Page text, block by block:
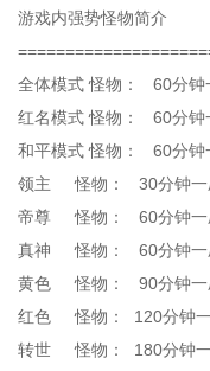
游戏内强势怪物简介
全体模式 怪物： 60分钟
红名模式 怪物： 60分钟
和平模式 怪物： 60分钟
领主 怪物： 30分钟一
帝尊 怪物： 60分钟一
真神 怪物： 60分钟一
黄色 怪物： 90分钟一
红色 怪物： 120分钟一
转世 怪物： 180分钟一